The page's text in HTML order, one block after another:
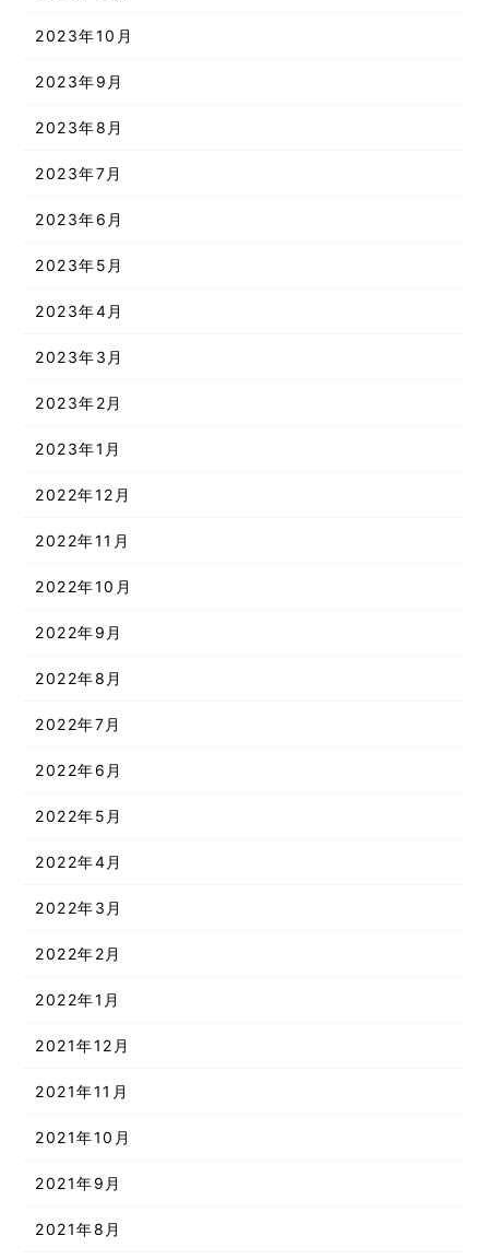
2023年10月
2023年9月
2023年8月
2023年7月
2023年6月
2023年5月
2023年4月
2023年3月
2023年2月
2023年1月
2022年12月
2022年11月
2022年10月
2022年9月
2022年8月
2022年7月
2022年6月
2022年5月
2022年4月
2022年3月
2022年2月
2022年1月
2021年12月
2021年11月
2021年10月
2021年9月
2021年8月